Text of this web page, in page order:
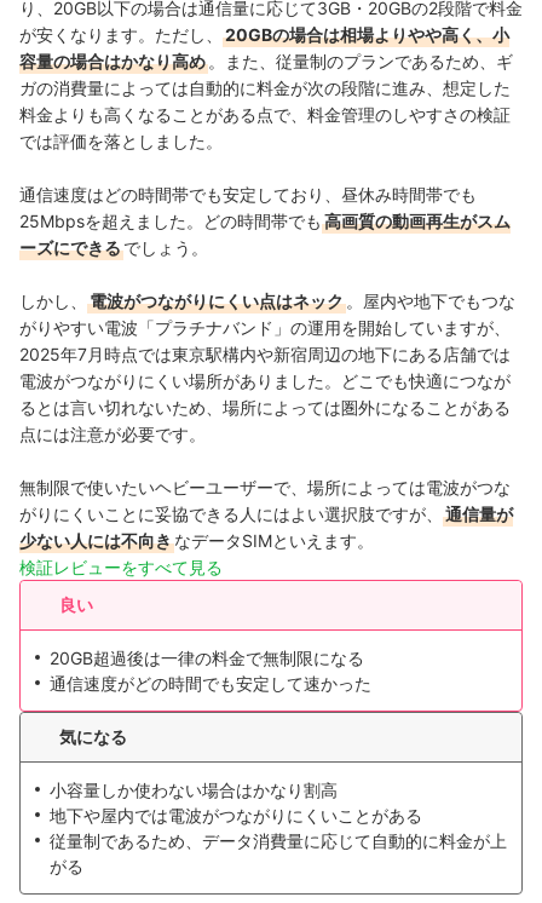
り、20GB以下の場合は通信量に応じて3GB・20GBの2段階で料金
が安くなります。ただし、
20GBの場合は相場よりやや高く、小
容量の場合はかなり高め 。また、従量制のプランであるため、ギ
ガの消費量によっては自動的に料金が次の段階に進み、想定した
料金よりも高くなることがある点で、料金管理のしやすさの検証
では評価を落としました。
通信速度はどの時間帯でも安定しており、昼休み時間帯でも
25Mbpsを超えました。どの時間帯でも 高画質の動画再生がスム
ーズにできるでしょう。
しかし、 電波がつながりにくい点はネック 。屋内や地下でもつな
がりやすい電波「プラチナバンド」の運用を開始していますが、
2025年7月時点では東京駅構内や新宿周辺の地下にある店舗では
電波がつながりにくい場所がありました。どこでも快適につなが
るとは言い切れないため、場所によっては圏外になることがある
点には注意が必要です。
無制限で使いたいヘビーユーザーで、場所によっては電波がつな
がりにくいことに妥協できる人にはよい選択肢ですが、
通信量が
少ない人には不向きなデータSIMといえます。
検証レビューをすべて見る
良い
20GB超過後は一律の料金で無制限になる
通信速度がどの時間でも安定して速かった
気になる
小容量しか使わない場合はかなり割高
地下や屋内では電波がつながりにくいことがある
従量制であるため、データ消費量に応じて自動的に料金が上
がる